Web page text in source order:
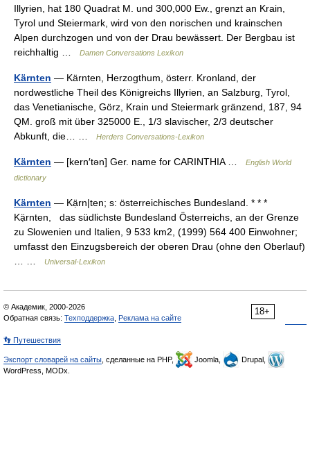
Illyrien, hat 180 Quadrat M. und 300,000 Ew., grenzt an Krain,
Tyrol und Steiermark, wird von den norischen und krainschen
Alpen durchzogen und von der Drau bewässert. Der Bergbau ist
reichhaltig …
Damen Conversations Lexikon
Kärnten — Kärnten, Herzogthum, österr. Kronland, der
nordwestliche Theil des Königreichs Illyrien, an Salzburg, Tyrol,
das Venetianische, Görz, Krain und Steiermark gränzend, 187, 94
QM. groß mit über 325000 E., 1/3 slavischer, 2/3 deutscher
Abkunft, die… …
Herders Conversations-Lexikon
Kärnten — [kern′tən] Ger. name for CARINTHIA …
English World
dictionary
Kärnten — Kạ̈rn|ten; s: österreichisches Bundesland. * * *
Kạ̈rnten, das südlichste Bundesland Österreichs, an der Grenze
zu Slowenien und Italien, 9 533 km2, (1999) 564 400 Einwohner;
umfasst den Einzugsbereich der oberen Drau (ohne den Oberlauf)
Universal-Lexikon
18+
© Академик, 2000-2026
Обратная связь: Техподдержка Реклама на сайте
👣 Путешествия
Экспорт словарей на сайты , сделанные на PHP, Joomla,
Drupal,
WordPress, MODx.